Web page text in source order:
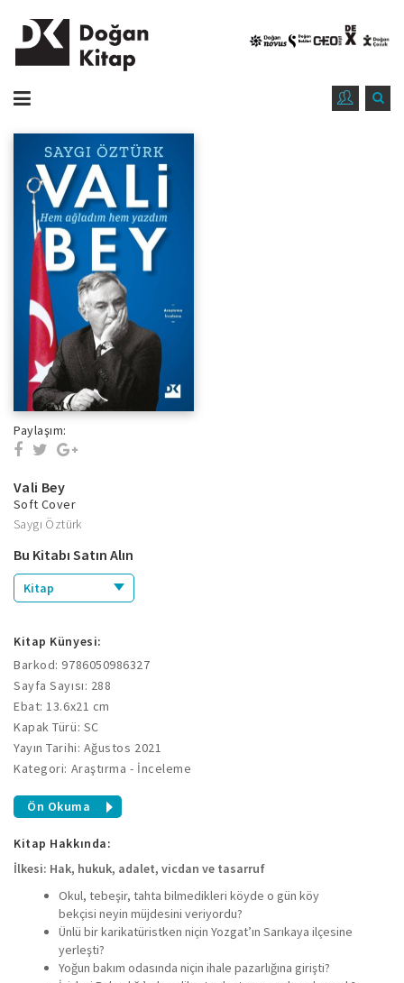
Paylaşım:
Vali Bey
Soft Cover
Saygı Öztürk
Bu Kitabı Satın Alın
Kitap
Kitap Künyesi:
Barkod: 9786050986327
Sayfa Sayısı: 288
Ebat: 13.6x21 cm
Kapak Türü: SC
Yayın Tarihi: Ağustos 2021
Kategori: Araştırma - İnceleme
Ön Okuma
Kitap Hakkında:
İlkesi: Hak, hukuk, adalet, vicdan ve tasarruf
Okul, tebeşir, tahta bilmedikleri köyde o gün köy
bekçisi neyin müjdesini veriyordu?
Ünlü bir karikatüristken niçin Yozgat’ın Sarıkaya ilçesine
yerleşti?
Yoğun bakım odasında niçin ihale pazarlığına girişti?